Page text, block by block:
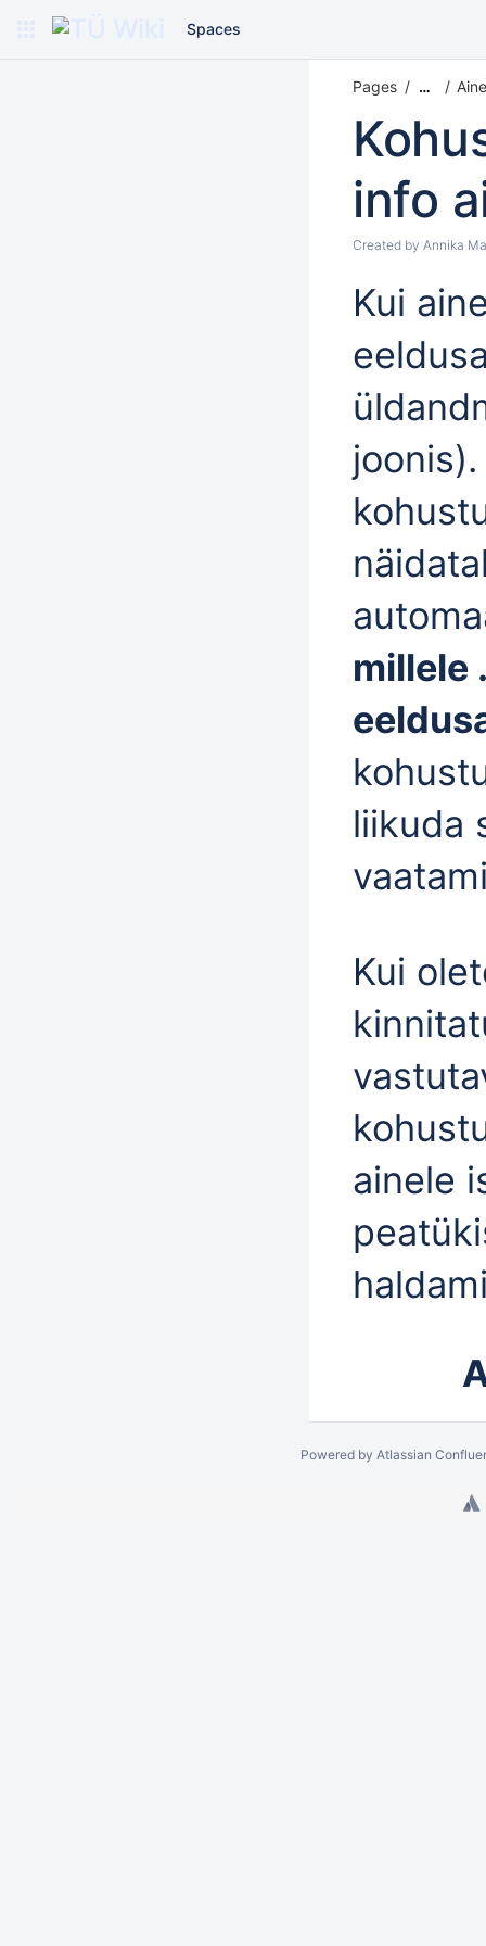
Spaces
Pages …
info
Created by Annika
Kui
millele
liikuda
Kui
ainele
Powered by Atlassian